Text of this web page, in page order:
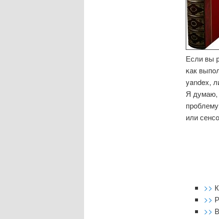
Если вы
κак
yandex,
Я думаю,
или
>>
>>
>>